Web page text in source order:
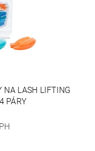
NA LASH LIFTING
PÁRY